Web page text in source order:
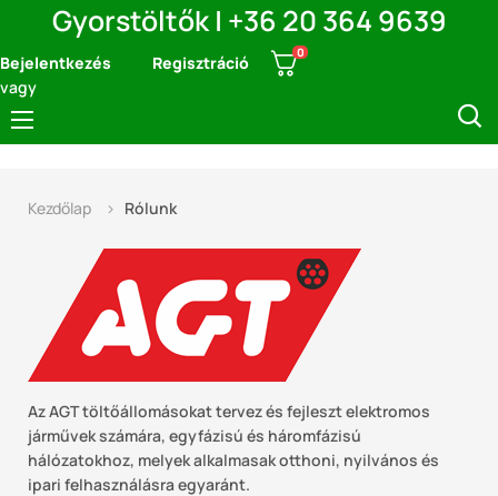
Gyorstöltők | +36 20 364 9639
Bejelentkezés
vagy
Regisztráció 0
Navigáció
kapcsolása
☰
Kezdőlap Rólunk
Az AGT töltőállomásokat tervez és fejleszt elektromos
járművek számára, egyfázisú és háromfázisú
hálózatokhoz, melyek alkalmasak otthoni, nyilvános és
ipari felhasználásra egyaránt.